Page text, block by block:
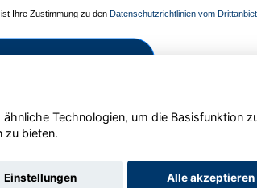
Ihre Zustimmung zu den Datenschutzrichtlinien vom
und aktivieren
Technologien, um die Basisfunktion
zu bieten.
Einstellungen Alle akzeptieren